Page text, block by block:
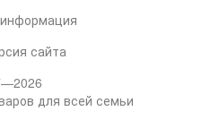
сайта
для всей семьи